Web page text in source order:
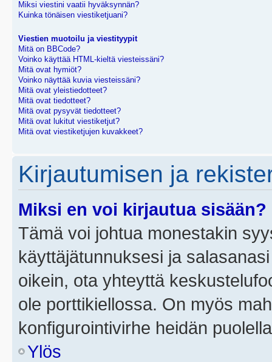
Miksi viestini vaatii hyväksynnän?
Kuinka tönäisen viestiketjuani?
Viestien muotoilu ja viestityypit
Mitä on BBCode?
Voinko käyttää HTML-kieltä viesteissäni?
Mitä ovat hymiöt?
Voinko näyttää kuvia viesteissäni?
Mitä ovat yleistiedotteet?
Mitä ovat tiedotteet?
Mitä ovat pysyvät tiedotteet?
Mitä ovat lukitut viestiketjut?
Mitä ovat viestiketjujen kuvakkeet?
Kirjautumisen ja
Miksi en voi kirjautua sisään?
Tämä voi johtua monestakin
käyttäjätunnuksesi ja
oikein, ota yhteyttä
ole porttikiellossa. On myös
konfigurointivirhe heidän
Ylös